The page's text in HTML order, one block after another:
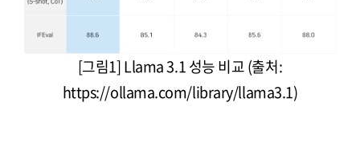
[그림1] Llama 3.1 성능 비교 (출처:
https://ollama.com/library/llama3.1)